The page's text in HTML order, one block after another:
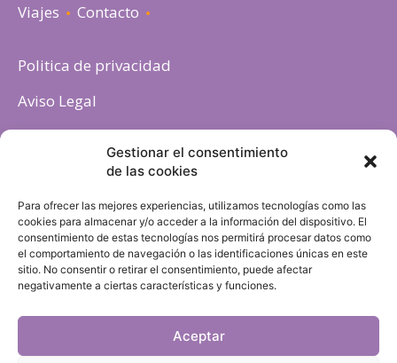
Gestionar el consentimiento
de las cookies
Para ofrecer las mejores experiencias, utilizamos tecnologías como las
cookies para almacenar y/o acceder a la información del dispositivo. El
consentimiento de estas tecnologías nos permitirá procesar datos como
el comportamiento de navegación o las identificaciones únicas en este
sitio. No consentir o retirar el consentimiento, puede afectar
negativamente a ciertas características y funciones.
Aceptar
Viajes
Contacto
Politica de privacidad
Aviso Legal
Política de cookies